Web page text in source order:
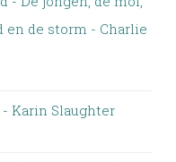
en de storm - Charlie
Karin Slaughter